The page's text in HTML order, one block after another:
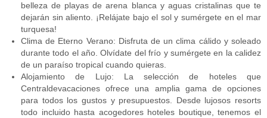
belleza de playas de arena blanca y aguas cristalinas que te
dejarán sin aliento. ¡Relájate bajo el sol y sumérgete en el mar
turquesa!
Clima de Eterno Verano: Disfruta de un clima cálido y soleado
durante todo el año. Olvídate del frío y sumérgete en la calidez
de un paraíso tropical cuando quieras.
Alojamiento de Lujo: La selección de hoteles que
Centraldevacaciones ofrece una amplia gama de opciones
para todos los gustos y presupuestos. Desde lujosos resorts
todo incluido hasta acogedores hoteles boutique, tenemos el